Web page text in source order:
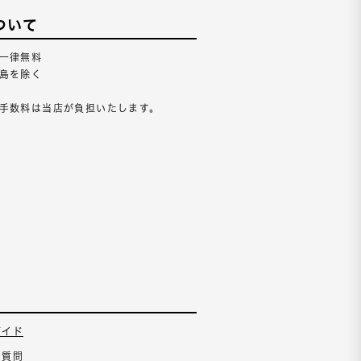
いて
律無料
を除く
数料は当店が負担いたします。
ド
問